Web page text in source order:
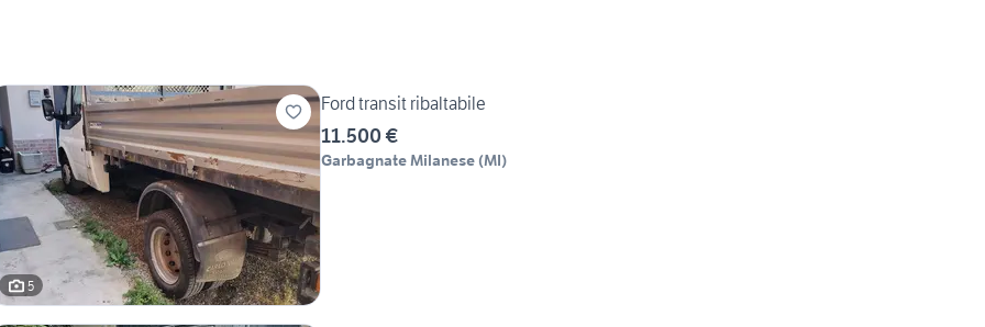
5
Ford transit ribaltabile
11.500 €
Garbagnate Milanese (MI)